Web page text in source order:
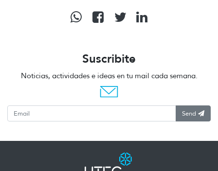
Suscribite
Noticias, actividades e ideas en tu mail cada semana.
Send